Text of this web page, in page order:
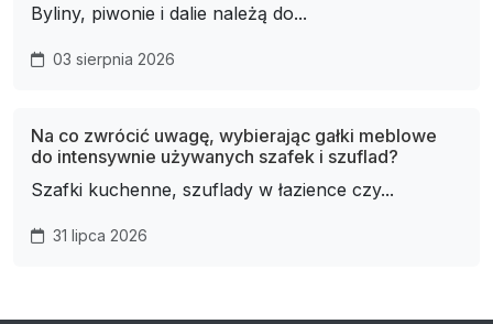
Byliny, piwonie i dalie należą do...
03 sierpnia 2026
Na co zwrócić uwagę, wybierając gałki meblowe
do intensywnie używanych szafek i szuflad?
Szafki kuchenne, szuflady w łazience czy...
31 lipca 2026